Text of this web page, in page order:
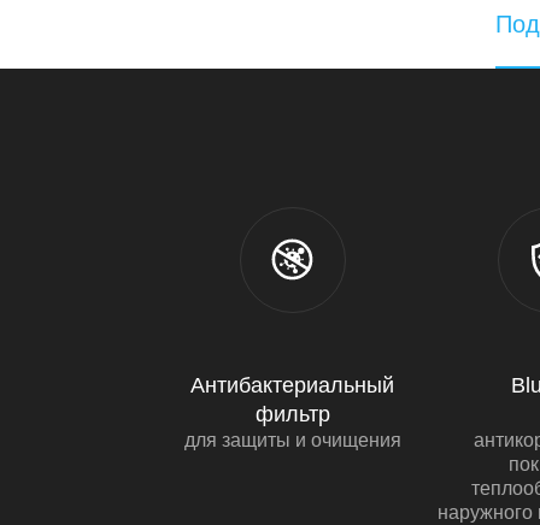
Антибактериальный
фильтр
для защиты и очищения
наружного